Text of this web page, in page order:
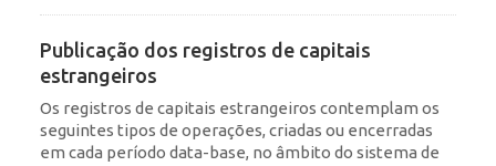
Publicação dos registros de capitais
estrangeiros
Os registros de capitais estrangeiros contemplam os
seguintes tipos de operações, criadas ou encerradas
em cada período data-base, no âmbito do sistema de